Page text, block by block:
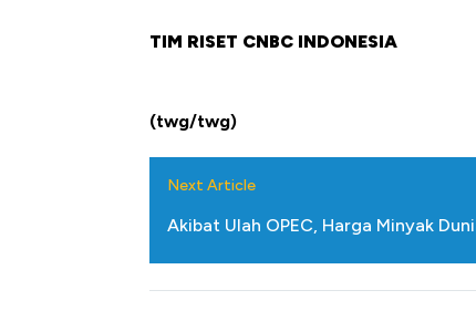
TIM RISET CNBC INDONESIA
(twg/twg)
Next Article
Akibat Ulah OPEC, Harga Minyak